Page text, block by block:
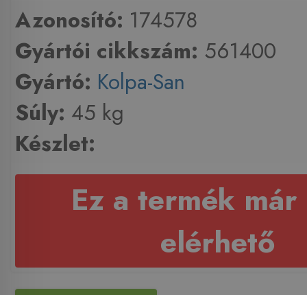
Azonosító: 174578
Gyártói cikkszám: 561400
Gyártó: Kolpa-San
Súly: 45 kg
Készlet:
Ez a termék már
elérhető